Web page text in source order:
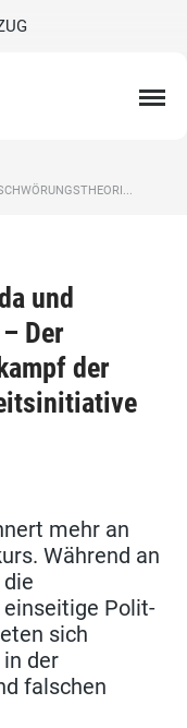
und
Der
der
mehr an
Während an
Polit-
sich
der
falschen